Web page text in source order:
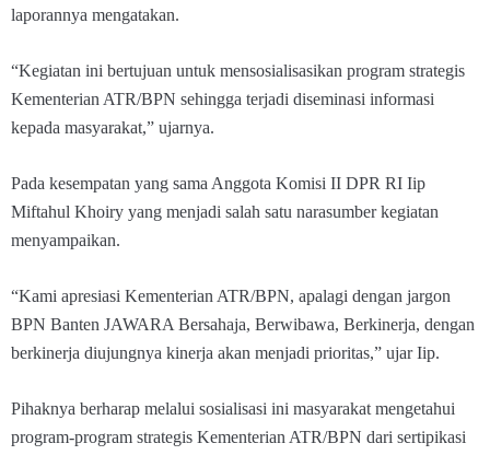
laporannya mengatakan.
“Kegiatan ini bertujuan untuk mensosialisasikan program strategis
Kementerian ATR/BPN sehingga terjadi diseminasi informasi
kepada masyarakat,” ujarnya.
Pada kesempatan yang sama Anggota Komisi II DPR RI Iip
Miftahul Khoiry yang menjadi salah satu narasumber kegiatan
menyampaikan.
“Kami apresiasi Kementerian ATR/BPN, apalagi dengan jargon
BPN Banten JAWARA Bersahaja, Berwibawa, Berkinerja, dengan
berkinerja diujungnya kinerja akan menjadi prioritas,” ujar Iip.
Pihaknya berharap melalui sosialisasi ini masyarakat mengetahui
program-program strategis Kementerian ATR/BPN dari sertipikasi